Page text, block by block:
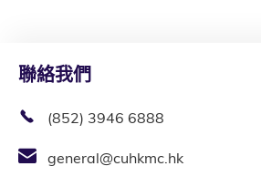
聯絡我們
(852) 3946 6888
general@cuhkmc.hk